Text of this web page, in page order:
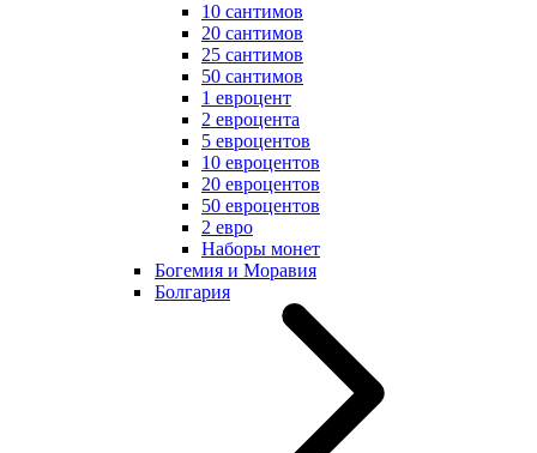
10 сантимов
20 сантимов
25 сантимов
50 сантимов
1 евроцент
2 евроцента
5 евроцентов
10 евроцентов
20 евроцентов
50 евроцентов
2 евро
Наборы монет
Богемия и Моравия
Болгария